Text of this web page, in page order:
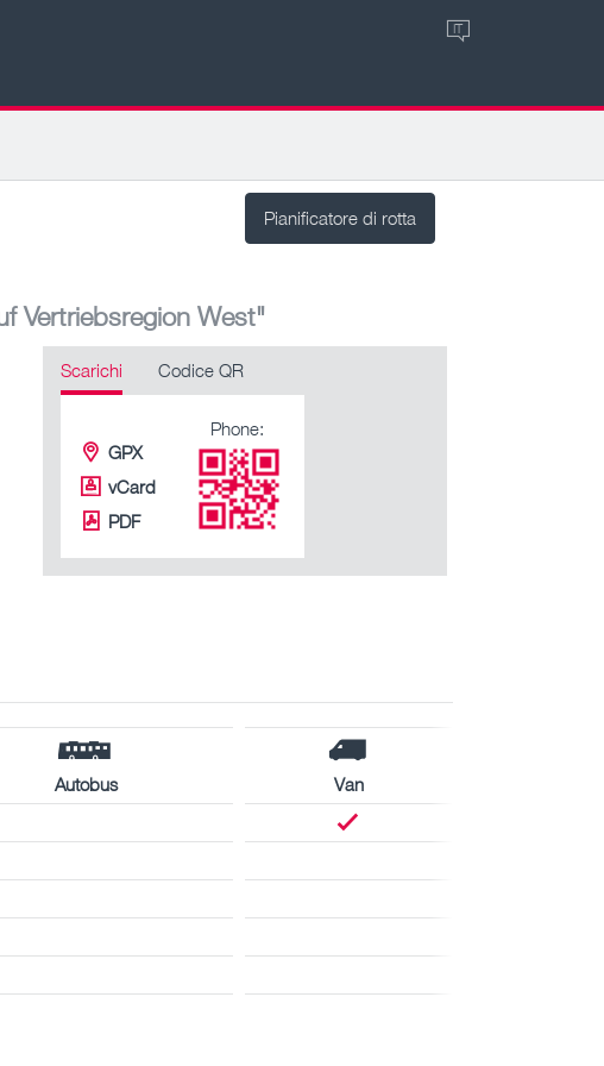
IT
Pianificatore di rotta
Vertriebsregion West"
Scarichi Codice QR
GPX
vCard
PDF
Phone:
Autobus
Van